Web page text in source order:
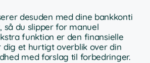
desuden med dine bankkonti
så du slipper for manuel
funktion er den finansielle
dig et hurtigt overblik over din
med forslag til forbedringer.